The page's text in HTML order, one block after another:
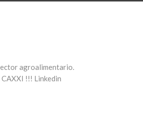
agroalimentario.
a CAXXI !!! Linkedin